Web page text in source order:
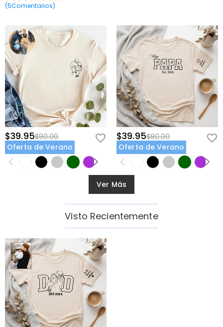
(5Comentarios)
$39.95$80.00
Oferta de Verano
$39.95$80.00
Oferta de Verano
Ver Más
Visto Recientemente